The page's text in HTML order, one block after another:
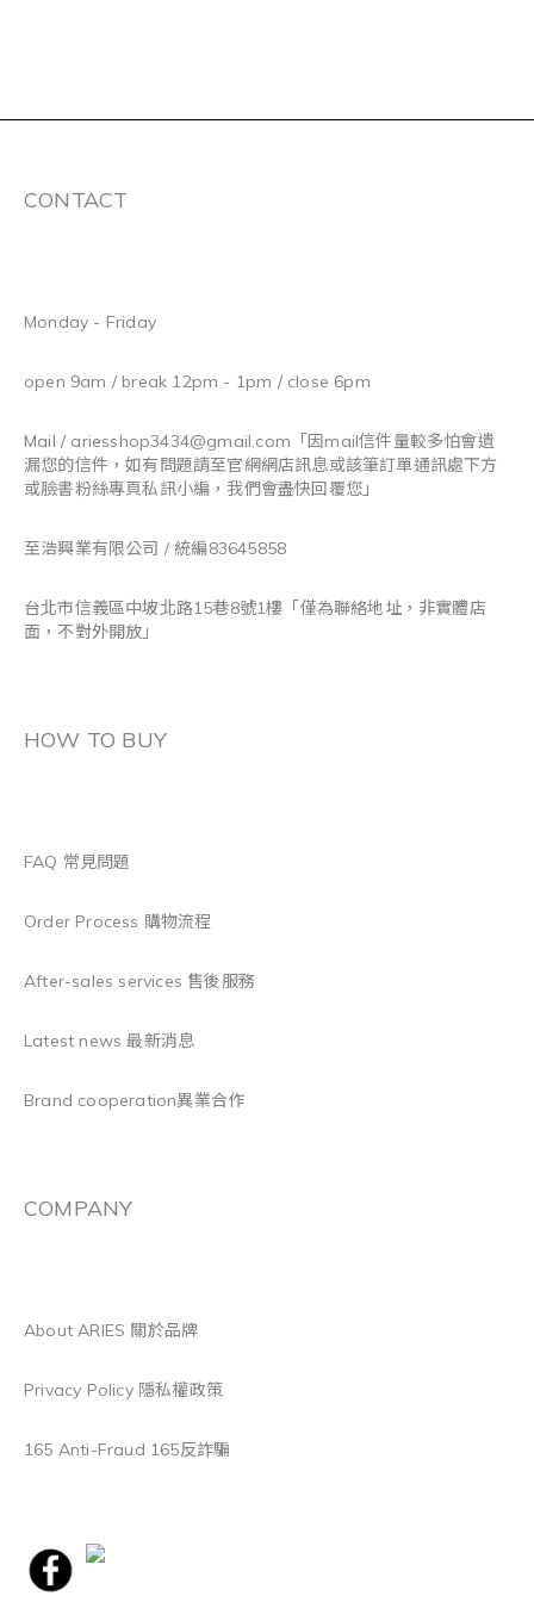
CONTACT
Monday - Friday
open 9am / break 12pm - 1pm / close 6pm
Mail / ariesshop3434@gmail.com 「因mail信件量較多怕會遺
漏您的信件，如有問題請至官網網店訊息或該筆訂單通訊處下方
或臉書粉絲專頁私訊小編，我們會盡快回覆您」
至浩興業有限公司 / 統編83645858
台北市信義區中坡北路15巷8號1樓「僅為聯絡地址，非實體店
面，不對外開放」
HOW TO BUY
FAQ 常見問題
Order Process 購物流程
After-sales services 售後服務
Latest news 最新消息
Brand cooperation異業合作
COMPANY
About ARIES 關於品牌
Privacy Policy 隱私權政策
165 Anti-Fraud 165反詐騙